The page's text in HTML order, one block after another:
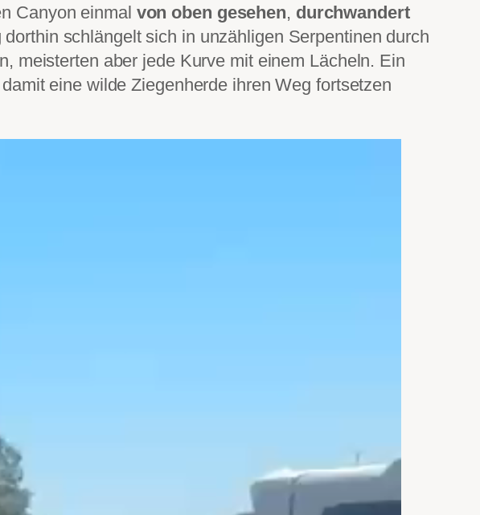
Canyon einmal von oben gesehen, durchwandert
schlängelt sich in unzähligen Serpentinen durch
meisterten aber jede Kurve mit einem Lächeln. Ein
eine wilde Ziegenherde ihren Weg fortsetzen